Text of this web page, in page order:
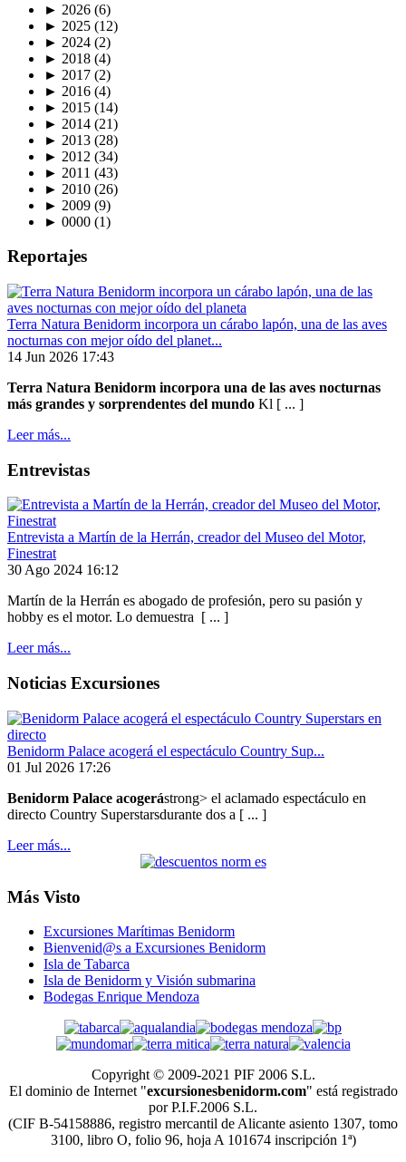
► 2026 (6)
► 2025 (12)
► 2024 (2)
► 2018 (4)
► 2017 (2)
► 2016 (4)
► 2015 (14)
► 2014 (21)
► 2013 (28)
► 2012 (34)
► 2011 (43)
► 2010 (26)
► 2009 (9)
► 0000 (1)
Reportajes
Terra Natura Benidorm incorpora un cárabo lapón, una de las aves
nocturnas con mejor oído del planet...
14 Jun 2026 17:43
Terra Natura Benidorm incorpora una de las aves nocturnas
más grandes y sorprendentes del mundo Kl [ ... ]
Leer más...
Entrevistas
Entrevista a Martín de la Herrán, creador del Museo del Motor,
Finestrat
30 Ago 2024 16:12
Martín de la Herrán es abogado de profesión, pero su pasión y
hobby es el motor. Lo demuestra [ ... ]
Leer más...
Noticias Excursiones
Benidorm Palace acogerá el espectáculo Country Sup...
01 Jul 2026 17:26
Benidorm Palace acogerástrong> el aclamado espectáculo en
directo Country Superstarsdurante dos a [ ... ]
Leer más...
Más Visto
Excursiones Marítimas Benidorm
Bienvenid@s a Excursiones Benidorm
Isla de Tabarca
Isla de Benidorm y Visión submarina
Bodegas Enrique Mendoza
Copyright © 2009-2021 PIF 2006 S.L.
El dominio de Internet "excursionesbenidorm.com" está registrado
por P.I.F.2006 S.L.
(CIF B-54158886, registro mercantil de Alicante asiento 1307, tomo
3100, libro O, folio 96, hoja A 101674 inscripción 1ª)